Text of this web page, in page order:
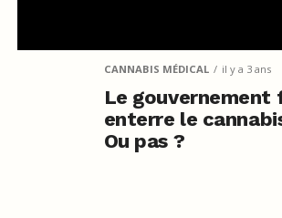
CANNABIS MÉDICAL il y a 3 ans
Le gouvernement
enterre le
Ou pas ?